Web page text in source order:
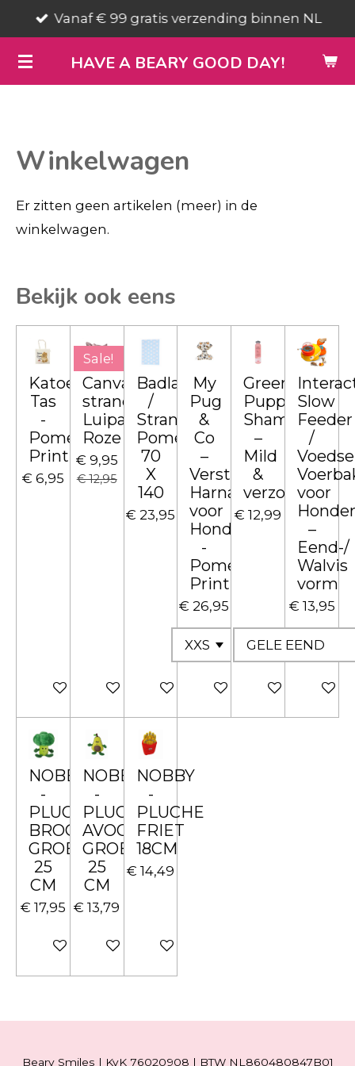
direct
naar
de
HAVE A BEARY GOOD DAY!
Vanaf € 99 gratis verzending binnen NL
Winkelwagen
Er zitten geen artikelen (meer) in de
winkelwagen.
Bekijk ook eens
Katoenen
Tas
-
Pomeranian
Print
€ 6,95
In winkelwagen
Sale!
Canvas
strandtas
Luipaard
Roze
€ 9,95
€ 12,95
In winkelwagen
Badlaken
/
Strandlaken
Pomeranian
70
X
140
€ 23,95
In winkelwagen
My
Pug
&
Co
–
Verstelbaar
Harnas
voor
Honden
-
Pomeranian
Print
€ 26,95
In winkelwagen
Greenfields
Puppy
Shampoo
–
Mild
&
verzorgend
€ 12,99
In
Slow
Feeder
/
voor
–
Eend-/
Walvis
vorm
€ 13,95
In
NOBBY
-
PLUCHE
BROCCOLI
GROEN
25
CM
€ 17,95
In winkelwagen
NOBBY
-
PLUCHE
AVOCADO
GROEN
25
CM
€ 13,79
In winkelwagen
NOBBY
-
PLUCHE
FRIET
18CM
€ 14,49
In winkelwagen
Beary Smiles | KvK 76020908 | BTW NL860480847B01